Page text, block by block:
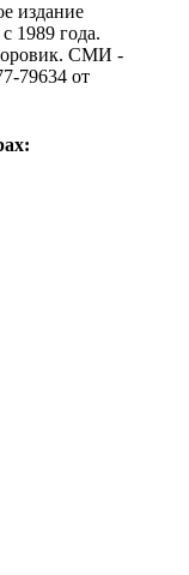
издание
1989 года.
CМИ -
79634 от